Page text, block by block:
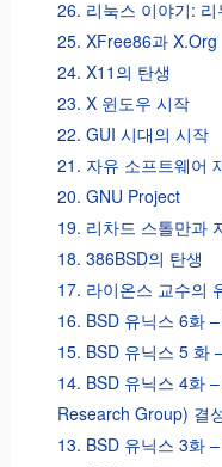
26. 리눅스 이야기:
25. XFree86과 X.Org
24. X11의 탄생
23. X 윈도우 시작
22. GUI 시대의 시작
21. 자유 소프트웨어
20. GNU Project
19. 리차드 스톨만과
18. 386BSD의 탄생
17. 라이온스 교수의
16. BSD 유닉스 6화
15. BSD 유닉스 5 화
14. BSD 유닉스 4화
Research Group) 결
13. BSD 유닉스 3화